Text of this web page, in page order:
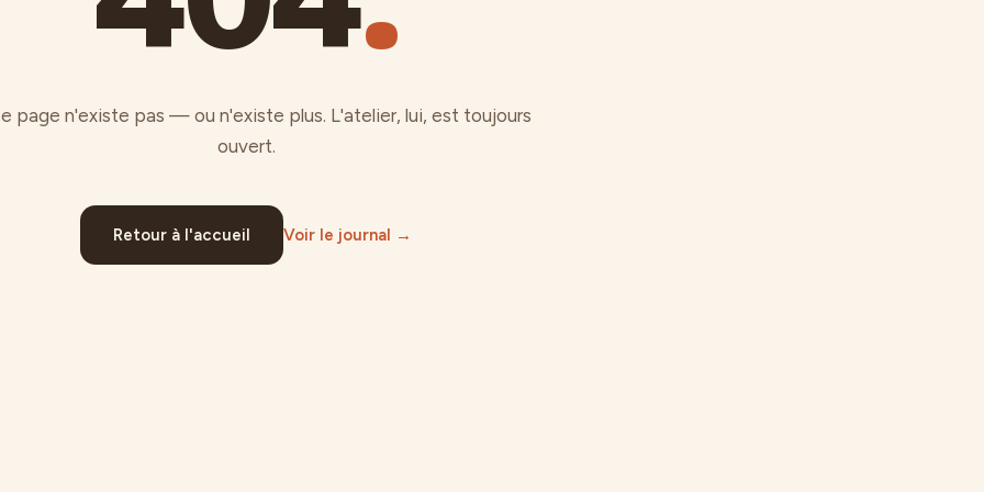
page n'existe pas — ou n'existe plus. L'atelier, lui, est toujours
ouvert.
Retour à l'accueil Voir le journal →